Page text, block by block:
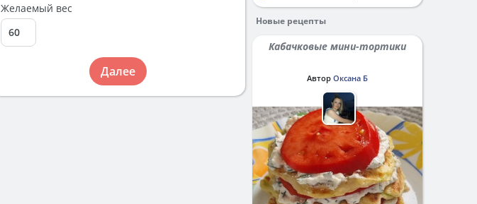
Желаемый вес
Далее
Новые рецепты
Кабачковые мини-тортики
Автор Оксана Б